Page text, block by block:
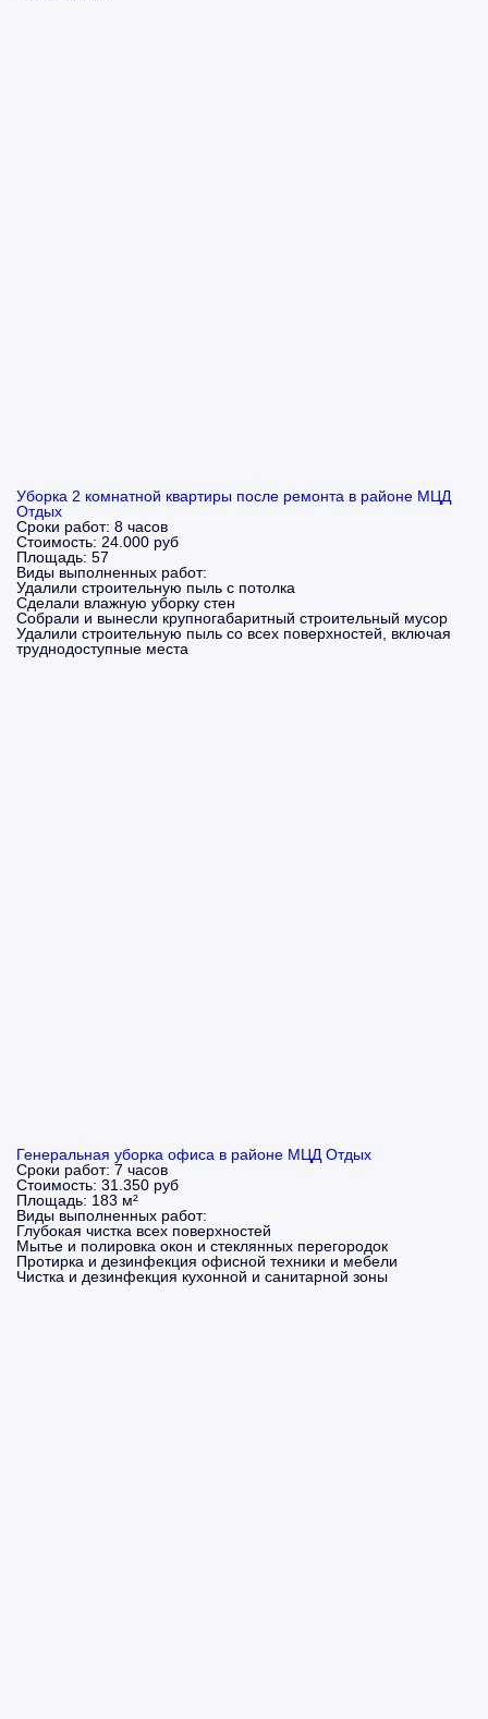
Уборка 2 комнатной квартиры после ремонта в районе МЦД
Отдых
Сроки работ: 8 часов
Стоимость: 24.000 руб
Площадь: 57
Виды выполненных работ:
Удалили строительную пыль с потолка
Сделали влажную уборку стен
Собрали и вынесли крупногабаритный строительный мусор
Удалили строительную пыль со всех поверхностей, включая
труднодоступные места
Генеральная уборка офиса в районе МЦД Отдых
Сроки работ: 7 часов
Стоимость: 31.350 руб
Площадь: 183 м²
Виды выполненных работ:
Глубокая чистка всех поверхностей
Мытье и полировка окон и стеклянных перегородок
Протирка и дезинфекция офисной техники и мебели
Чистка и дезинфекция кухонной и санитарной зоны